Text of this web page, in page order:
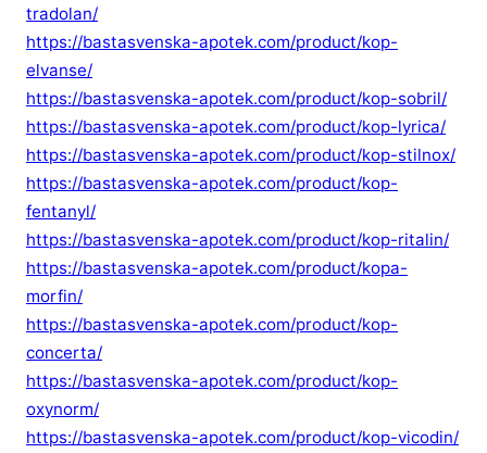
tradolan/
https://bastasvenska-apotek.com/product/kop-
elvanse/
https://bastasvenska-apotek.com/product/kop-sobril/
https://bastasvenska-apotek.com/product/kop-lyrica/
https://bastasvenska-apotek.com/product/kop-stilnox/
https://bastasvenska-apotek.com/product/kop-
fentanyl/
https://bastasvenska-apotek.com/product/kop-ritalin/
https://bastasvenska-apotek.com/product/kopa-
morfin/
https://bastasvenska-apotek.com/product/kop-
concerta/
https://bastasvenska-apotek.com/product/kop-
oxynorm/
https://bastasvenska-apotek.com/product/kop-vicodin/